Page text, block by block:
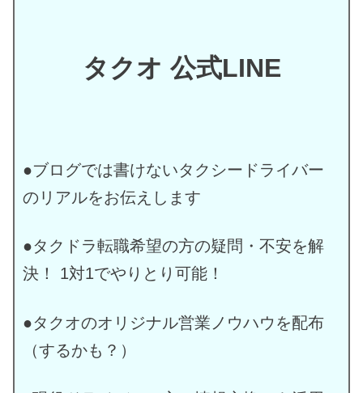
タクオ 公式LINE
●ブログでは書けないタクシードライバー
のリアルをお伝えします
●タクドラ転職希望の方の疑問・不安を解
決！ 1対1でやりとり可能！
●タクオのオリジナル営業ノウハウを配布
（するかも？）